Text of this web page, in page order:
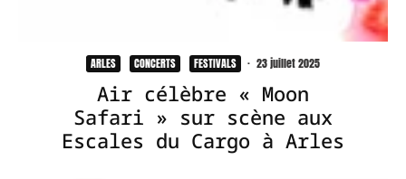
ARLES CONCERTS FESTIVALS · 23 juillet 2025
Air célèbre « Moon
Safari » sur scène aux
Escales du Cargo à Arles